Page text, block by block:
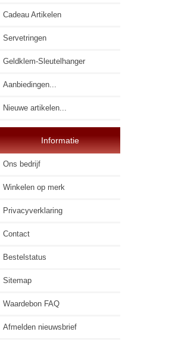
Cadeau Artikelen
Servetringen
Geldklem-Sleutelhanger
Aanbiedingen...
Nieuwe artikelen...
Informatie
Ons bedrijf
Winkelen op merk
Privacyverklaring
Contact
Bestelstatus
Sitemap
Waardebon FAQ
Afmelden nieuwsbrief